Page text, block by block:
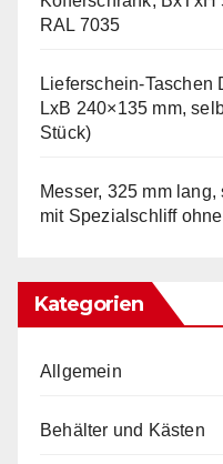
RAL 7035
Lieferschein-Taschen
LxB 240×135 mm,
Stück)
Messer, 325 mm
mit Spezialschliff
Kategorien
Allgemein
Behälter und Kästen